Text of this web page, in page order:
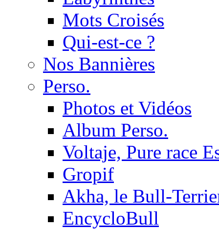
Mots Croisés
Qui-est-ce ?
Nos Bannières
Perso.
Photos et Vidéos
Album Perso.
Voltaje, Pure race
Gropif
Akha, le Bull-
EncycloBull